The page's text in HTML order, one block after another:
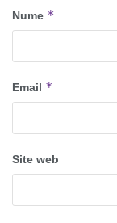
Nume *
Email *
Site web